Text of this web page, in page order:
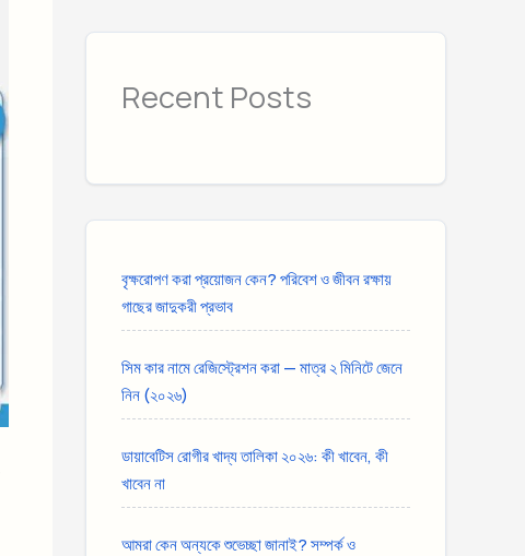
Recent Posts
বৃক্ষরোপণ করা প্রয়োজন কেন? পরিবেশ ও জীবন রক্ষায়
গাছের জাদুকরী প্রভাব
সিম কার নামে রেজিস্ট্রেশন করা — মাত্র ২ মিনিটে জেনে
নিন (২০২৬)
ডায়াবেটিস রোগীর খাদ্য তালিকা ২০২৬: কী খাবেন, কী
খাবেন না
আমরা কেন অন্যকে শুভেচ্ছা জানাই? সম্পর্ক ও